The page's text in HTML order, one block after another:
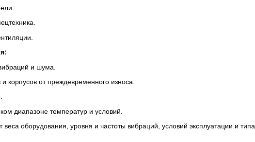
и шума.
корпусов от преждевременного износа.
диапазоне температур и условий.
веса оборудования, уровня и частоты вибраций, условий эксплуатации и типа